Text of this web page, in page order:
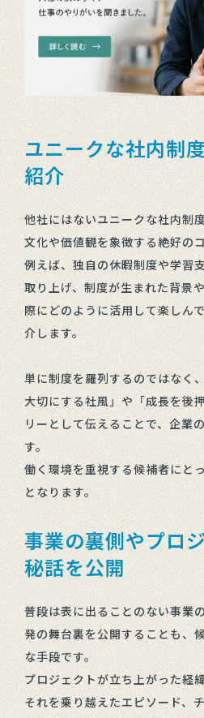
ユニークな社内制
紹介
他社にはないユニークな社内制
文化や価値観を象徴する絶好の
例えば、独自の休暇制度や学習
取り上げ、制度が生まれた背景
際にどのように活用して楽しん
介します。
単に制度を羅列するのではなく
大切にする社風」や「成長を後
リーとして伝えることで、企業
す。
働く環境を重視する候補者にと
となります。
事業の裏側やプロ
秘話を公開
普段は表に出ることのない事業
発の舞台裏を公開することも、
な手段です。
プロジェクトが立ち上がった経
それを乗り越えたエピソード、